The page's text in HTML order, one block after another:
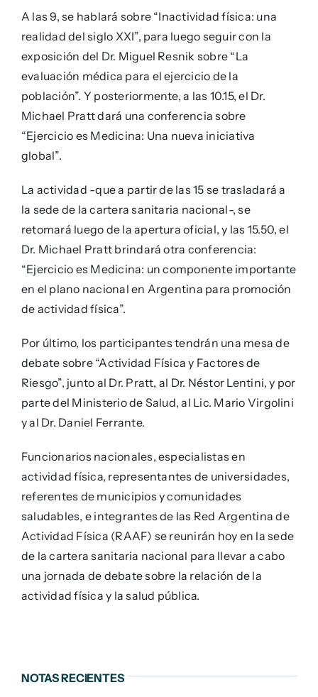
A las 9, se hablará sobre “Inactividad física: una
realidad del siglo XXI”, para luego seguir con la
exposición del Dr. Miguel Resnik sobre “La
evaluación médica para el ejercicio de la
población”. Y posteriormente, a las 10.15, el Dr.
Michael Pratt dará una conferencia sobre
“Ejercicio es Medicina: Una nueva iniciativa
global”.
La actividad -que a partir de las 15 se trasladará a
la sede de la cartera sanitaria nacional-, se
retomará luego de la apertura oficial, y las 15.50, el
Dr. Michael Pratt brindará otra conferencia:
“Ejercicio es Medicina: un componente importante
en el plano nacional en Argentina para promoción
de actividad física”.
Por último, los participantes tendrán una mesa de
debate sobre “Actividad Física y Factores de
Riesgo”, junto al Dr. Pratt, al Dr. Néstor Lentini, y por
parte del Ministerio de Salud, al Lic. Mario Virgolini
y al Dr. Daniel Ferrante.
Funcionarios nacionales, especialistas en
actividad física, representantes de universidades,
referentes de municipios y comunidades
saludables, e integrantes de las Red Argentina de
Actividad Física (RAAF) se reunirán hoy en la sede
de la cartera sanitaria nacional para llevar a cabo
una jornada de debate sobre la relación de la
actividad física y la salud pública.
NOTAS RECIENTES